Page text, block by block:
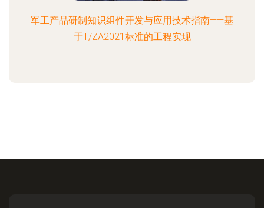
军工产品研制知识组件开发与应用技术指南——基
于T/ZA2021标准的工程实现